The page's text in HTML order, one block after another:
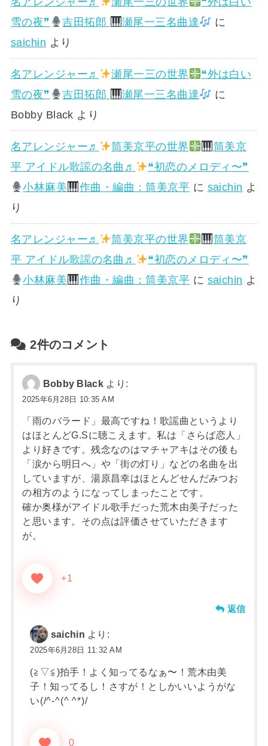
雪の夜❞
吉田拓郎 瀬尾一三名曲達
に
saichin より
名アレンジャー♬ 瀬尾一三の世界
❝外は白い
雪の夜❞
吉田拓郎 瀬尾一三名曲達
に
Bobby Black より
名アレンジャー♬ 筒美京平の世界
筒美京
平 アイドル歌謡の名曲♬
❝初恋のメロディ〜❞
小林麻美
作曲・編曲：筒美京平 に saichin よ
り
名アレンジャー♬ 筒美京平の世界
筒美京
平 アイドル歌謡の名曲♬
❝初恋のメロディ〜❞
小林麻美
作曲・編曲：筒美京平 に saichin よ
り
2件のコメント
Bobby Black より:
2025年6月28日 10:35 AM
「雨のバラード」最高ですね！歌謡曲というより
はほとんどG.Sに聴こえます。私は「さらば恋人」
より好きです。残念なのはマチャアキはその後も
「涙から明日へ」や「街の灯り」などの名曲を出
していますが、湯原昌幸はほとんどせんだみつお
の相方のようになってしまったことです。
確か奥様がアイドル歌手だった荒木由美子だった
と思います。その点は評価させていただきます
が。
+1
返信
saichin より:
2025年6月28日 11:32 AM
(⁠≧⁠▽⁠≦⁠)拍手！よく知ってるなぁ〜！荒木由美
子！知ってるし！さすが！としかいいようがな
い(⁠/⁠^⁠-⁠^⁠(⁠^⁠ ⁠^⁠*⁠)⁠/
0